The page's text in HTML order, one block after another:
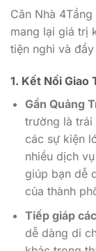
Căn Nhà
mang lại giá trị
tiện nghi và
1. Kết Nối Giao
Gần Quảng
trường là trái
các sự kiện
nhiều dịch
giúp bạn dễ
của thành
Tiếp giáp
dễ dàng di